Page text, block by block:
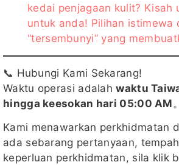
kedai penjagaan kulit? Kisah
untuk anda! Pilihan istimewa
“tersembunyi” yang
📞 Hubungi Kami Sekarang!
Waktu operasi adalahwaktu
hingga keesokan hari 05:00 AM 。
Kami menawarkan perkhidmatan
ada sebarang pertanyaan,
keperluan perkhidmatan, sila klik